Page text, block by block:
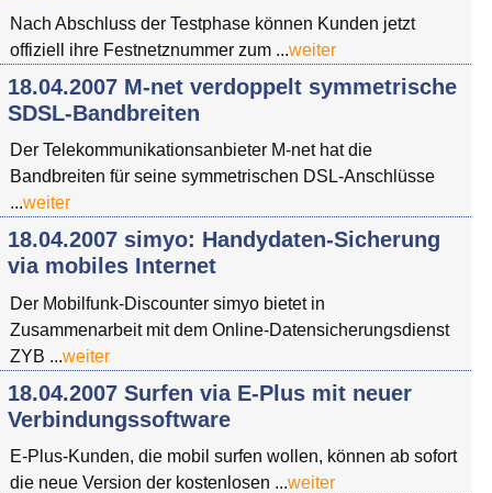
Nach Abschluss der Testphase können Kunden jetzt
offiziell ihre Festnetznummer zum ...weiter
18.04.2007 M-net verdoppelt symmetrische
SDSL-Bandbreiten
Der Telekommunikationsanbieter M-net hat die
Bandbreiten für seine symmetrischen DSL-Anschlüsse
...weiter
18.04.2007 simyo: Handydaten-Sicherung
via mobiles Internet
Der Mobilfunk-Discounter simyo bietet in
Zusammenarbeit mit dem Online-Datensicherungsdienst
ZYB ...weiter
18.04.2007 Surfen via E-Plus mit neuer
Verbindungssoftware
E-Plus-Kunden, die mobil surfen wollen, können ab sofort
die neue Version der kostenlosen ...weiter